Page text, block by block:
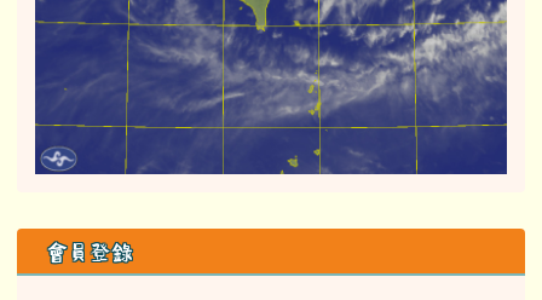
右邊區域內容
會員登錄